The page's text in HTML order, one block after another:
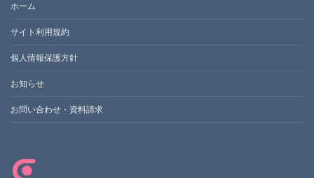
ホーム
サイト利用規約
個人情報保護方針
お知らせ
お問い合わせ・資料請求